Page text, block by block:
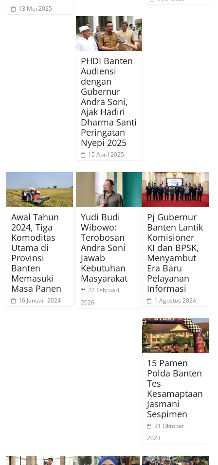
13 Mei 2025
PHDI Banten
Audiensi
dengan
Gubernur
Andra Soni,
Ajak Hadiri
Dharma Santi
Peringatan
Nyepi 2025
15 April 2025
Awal Tahun
2024, Tiga
Komoditas
Utama di
Provinsi
Banten
Memasuki
Masa Panen
16 Januari 2024
Yudi Budi
Wibowo:
Terobosan
Andra Soni
Jawab
Kebutuhan
Masyarakat
22 Februari
2026
Pj Gubernur
Banten Lantik
Komisioner
KI dan BPSK,
Menyambut
Era Baru
Pelayanan
Informasi
1 Agustus 2024
15 Pamen
Polda Banten
Tes
Kesamaptaan
Jasmani
Sespimen
31 Oktober
2023